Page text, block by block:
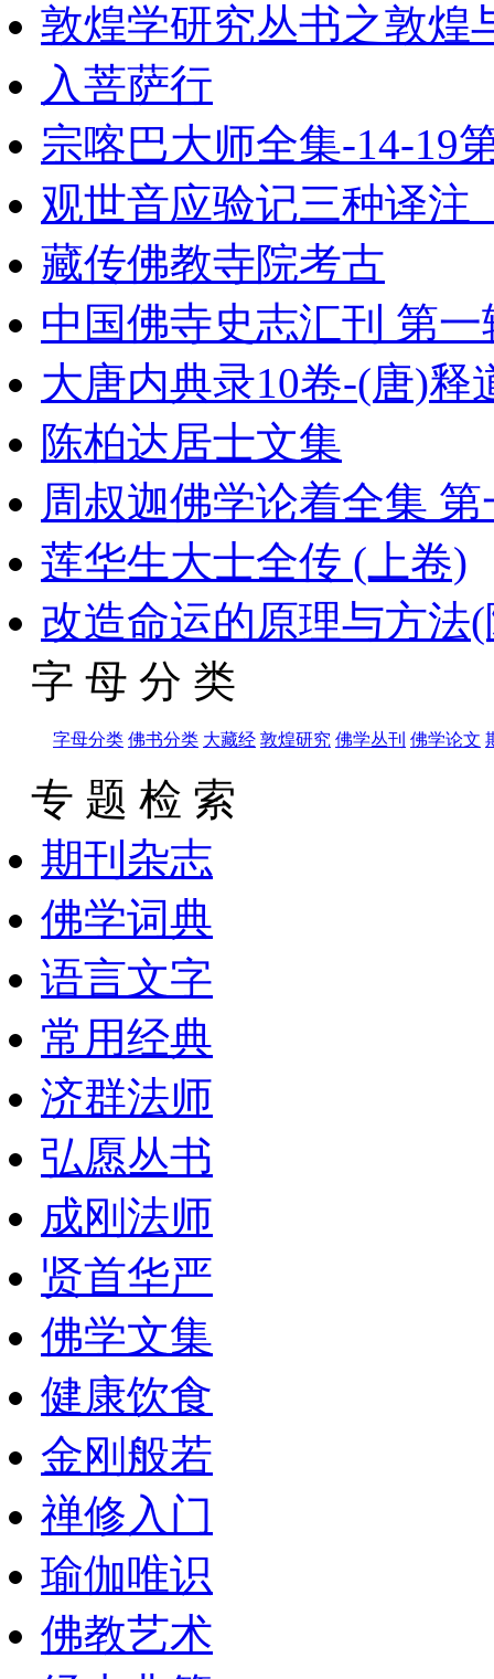
敦煌学研究丛书之敦煌
入菩萨行
宗喀巴大师全集-14-19
观世音应验记三种译注
藏传佛教寺院考古
中国佛寺史志汇刊 第
大唐内典录10卷-(唐)释
陈柏达居士文集
周叔迦佛学论着全集
莲华生大士全传 (上卷)
改造命运的原理与方法
字 母 分 类
字母分类 佛书分类 大藏经 敦煌研究 佛学丛刊 佛学论文
专 题 检 索
期刊杂志
佛学词典
语言文字
常用经典
济群法师
弘愿丛书
成刚法师
贤首华严
佛学文集
健康饮食
金刚般若
禅修入门
瑜伽唯识
佛教艺术